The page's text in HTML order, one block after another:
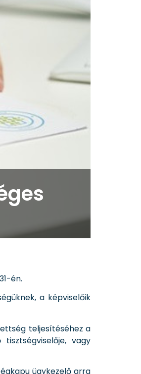
én.
a képviselőik
teljesítéséhez a
vagy
ügykezelő arra